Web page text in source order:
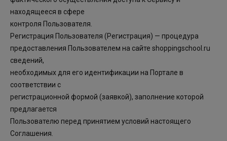
находящееся в сфере
контроля Пользователя.
Регистрация Пользователя (Регистрация) — процедура
предоставления Пользователем на сайте shoppingschool.ru
сведений,
необходимых для его идентификации на Портале в
соответствии с
регистрационной формой (заявкой), заполнение которой
предлагается
Пользователю перед принятием условий настоящего
Соглашения.